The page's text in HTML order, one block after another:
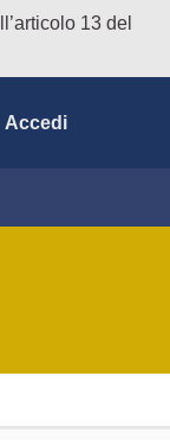
13 del
Accedi